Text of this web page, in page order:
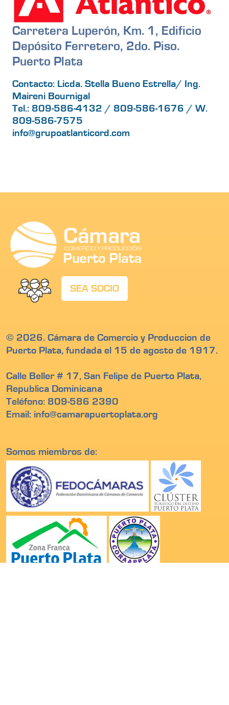
Carretera Luperón, Km. 1, Edificio
Depósito Ferretero, 2do. Piso.
Puerto Plata
Contacto: Licda. Stella Bueno Estrella/ Ing.
Maireni Bournigal
Tel.: 809-586-4132 / 809-586-1676 / W.
809-586-7575
info@grupoatlanticord.com
SEA SOCIO
© 2026. Cámara de Comercio y Produccion de
Puerto Plata, fundada el 15 de agosto de 1917.
Calle Beller # 17, San Felipe de Puerto Plata,
Republica Dominicana
Teléfono: 809-586 2390
Email: info@camarapuertoplata.org
Somos miembros de: